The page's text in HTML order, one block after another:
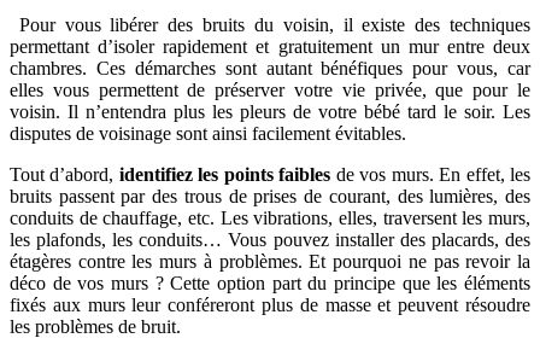
Pour vous libérer des bruits du voisin, il existe des techniques
permettant d’isoler rapidement et gratuitement un mur entre deux
chambres. Ces démarches sont autant bénéfiques pour vous, car
elles vous permettent de préserver votre vie privée, que pour le
voisin. Il n’entendra plus les pleurs de votre bébé tard le soir. Les
disputes de voisinage sont ainsi facilement évitables.
Tout d’abord, identifiez les points faibles de vos murs. En effet, les
bruits passent par des trous de prises de courant, des lumières, des
conduits de chauffage, etc. Les vibrations, elles, traversent les murs,
les plafonds, les conduits… Vous pouvez installer des placards, des
étagères contre les murs à problèmes. Et pourquoi ne pas revoir la
déco de vos murs ? Cette option part du principe que les éléments
fixés aux murs leur conféreront plus de masse et peuvent résoudre
les problèmes de bruit.